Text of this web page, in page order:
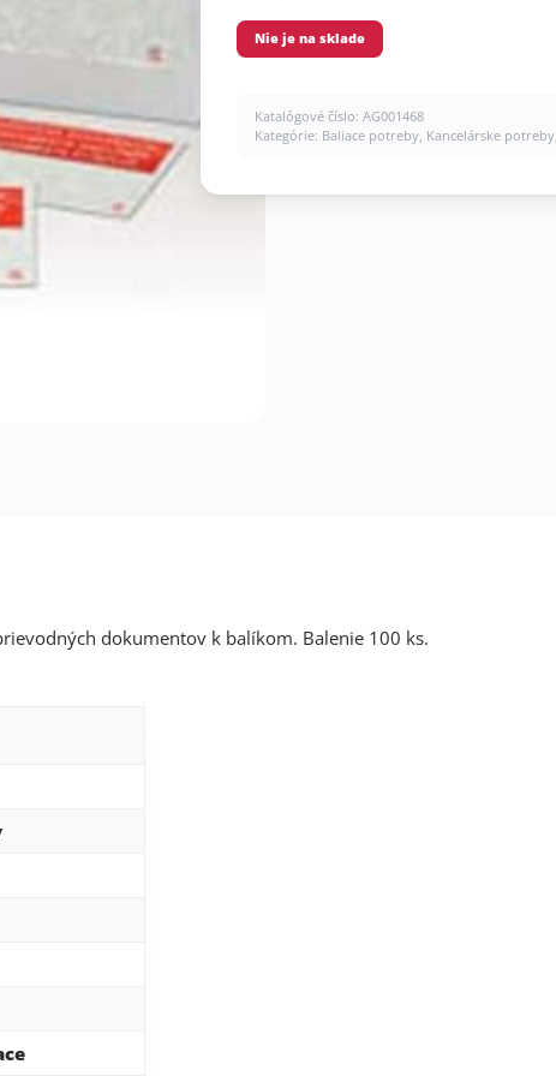
Nie je na sklade
Katalógové číslo:AG001468
Kategórie: Baliace potreby Kancelárske potreby
dokumentov k balíkom. Balenie 100 ks.